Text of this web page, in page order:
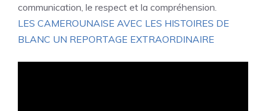
communication, le respect et la compréhension.
LES CAMEROUNAISE AVEC LES HISTOIRES DE
BLANC UN REPORTAGE EXTRAORDINAIRE